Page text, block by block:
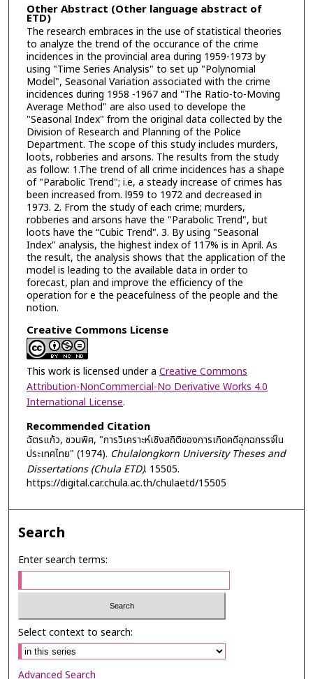
Other Abstract (Other language abstract of
ETD)
The research embraces in the use of statistical theories
to analyze the trend of the occurance of the crime
incidences in the provincial area during 1959-1973 by
using "Time Series Analysis" to set up "Polynomial
Model", Seasonal Variation associated with the crime
incidences during 1958 -1967 and "The Ratio-to-Moving
Average Method" are also used to develope the
"Seasonal Index" from the original data collected by the
Division of Research and Planning of the Police
Department. The scope of this study includes murders,
loots, robberies and arsons. The results from the study
as follow: 1.The trend of all crime incidences has a shape
of "Parabolic Trend"; i.e, a steady increase of crimes has
been increased from. l959 to 1972 and decreased in
1973. 2. From the study of each crime; murders,
robberies and arsons have the "Parabolic Trend", but
loots have the “Cubic Trend". 3. By using "Seasonal
Index" analysis, the highest index of 117% is in April. As
the result, the analysis shows that the application of the
model is leading to the available data in order to
forecast, plan and improve the efficiency of the
operation for e the peacefulness of the people and the
notion.
Creative Commons License
This work is licensed under a Creative Commons
Attribution-NonCommercial-No Derivative Works 4.0
International License.
Recommended Citation
ฉัตรแก้ว, ชวนพิศ, "การวิเคราะห์เชิงสถิติของการเกิดคดีอุกฉกรรจ์ใน
ประเทศไทย" (1974). Chulalongkorn University Theses and
Dissertations (Chula ETD). 15505.
https://digital.car.chula.ac.th/chulaetd/15505
Search
Enter search terms:
Select context to search:
Advanced Search